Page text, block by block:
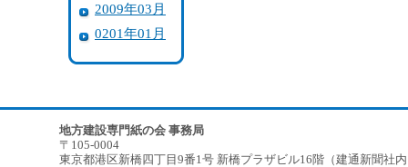
2009年03月
0201年01月
地方建設専門紙の会 事務局
〒105-0004
東京都港区新橋四丁目9番1号 新橋プラザビル16階（建通新聞社